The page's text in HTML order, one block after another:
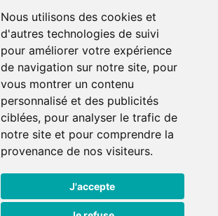
Nous utilisons des cookies et
d'autres technologies de suivi
pour améliorer votre expérience
de navigation sur notre site, pour
vous montrer un contenu
personnalisé et des publicités
ciblées, pour analyser le trafic de
notre site et pour comprendre la
provenance de nos visiteurs.
J'accepte
Mode de livraison
Nous suivre